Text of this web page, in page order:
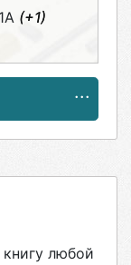
(+1)
любой